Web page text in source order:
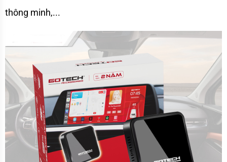
thông minh,...